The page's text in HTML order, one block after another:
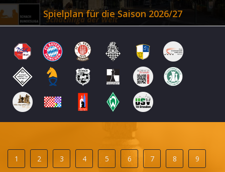
Spielplan für die Saison 2026/27
1 2 3 4 5 6 7 8 9